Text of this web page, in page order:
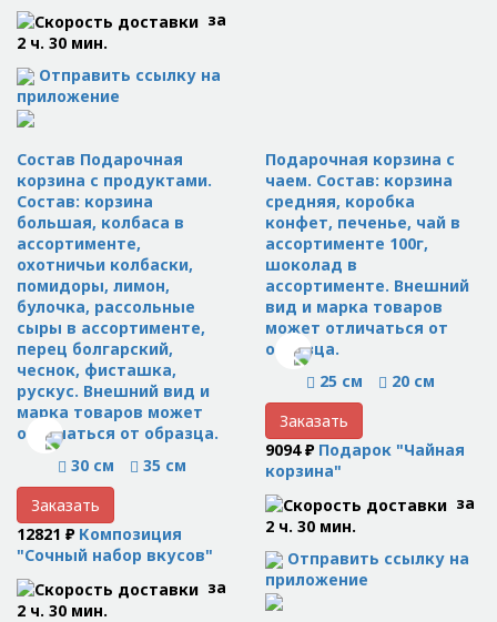
за
2 ч. 30 мин.
Отправить ссылку на
приложение
Подарочная корзина с
чаем. Состав: корзина
средняя, коробка
конфет, печенье, чай в
ассортименте 100г,
шоколад в
ассортименте. Внешний
вид и марка товаров
может отличаться от
образца.
25 см
20 см
Заказать
9094 ₽ Подарок "Чайная
корзина"
за
2 ч. 30 мин.
Отправить ссылку на
приложение
Состав Подарочная
корзина с продуктами.
Состав: корзина
большая, колбаса в
ассортименте,
охотничьи колбаски,
помидоры, лимон,
булочка, рассольные
сыры в ассортименте,
перец болгарский,
чеснок, фисташка,
рускус. Внешний вид и
марка товаров может
отличаться от образца.
30 см
35 см
Заказать
12821 ₽ Композиция
"Сочный набор вкусов"
за
2 ч. 30 мин.